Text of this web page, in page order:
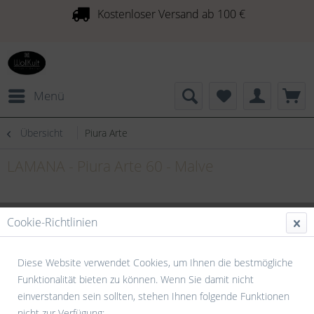
Kostenloser Versand ab 100 €
Menü
Übersicht Piura Arte
Cookie-Richtlinien
Diese Website verwendet Cookies, um Ihnen die bestmögliche
Funktionalität bieten zu können. Wenn Sie damit nicht
einverstanden sein sollten, stehen Ihnen folgende Funktionen